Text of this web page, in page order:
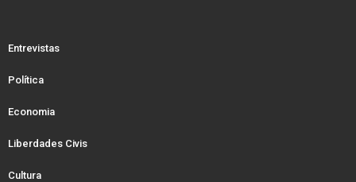
Entrevistas
Política
Economia
Liberdades Civis
Cultura